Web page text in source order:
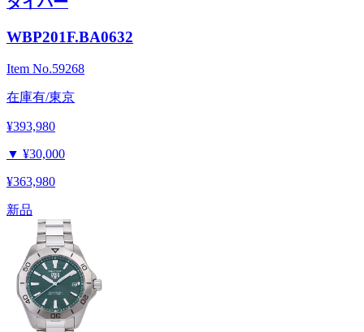
WBP201F.BA0632
Item No.59268
在庫有/東京
¥393,980
▼ ¥30,000
¥363,980
新品